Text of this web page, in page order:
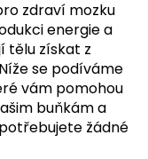
zdraví mozku
energie a
tělu získat z
se podíváme
vám pomohou
buňkám a
žádné